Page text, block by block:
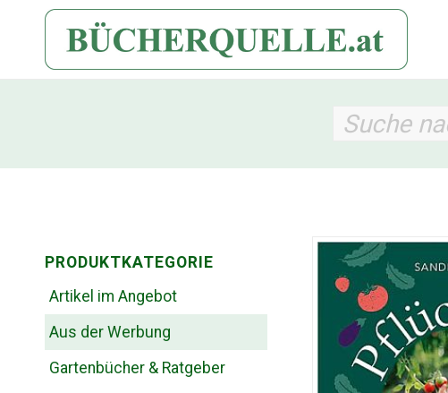
PRODUKTKATEGORIE
Artikel im Angebot
Aus der Werbung
Gartenbücher & Ratgeber